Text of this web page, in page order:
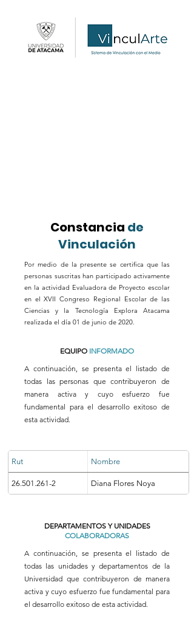
Constancia de
Vinculación
Por medio de la presente se certifica que las
personas suscritas han participado activamente
en la actividad Evaluadora de Proyecto escolar
en el XVII Congreso Regional Escolar de las
Ciencias y la Tecnología Explora Atacama
realizada el día 01 de junio de 2020.
EQUIPO INFORMADO
A continuación, se presenta el listado de
todas las personas que contribuyeron de
manera activa y cuyo esfuerzo fue
fundamental para el desarrollo exitoso de
esta actividad.
Rut Nombre
26.501.261-2 Diana Flores Noya
DEPARTAMENTOS Y UNIDADES
COLABORADORAS
A continuación, se presenta el listado de
todas las unidades y departamentos de la
Universidad que contribuyeron de manera
activa y cuyo esfuerzo fue fundamental para
el desarrollo exitoso de esta actividad.